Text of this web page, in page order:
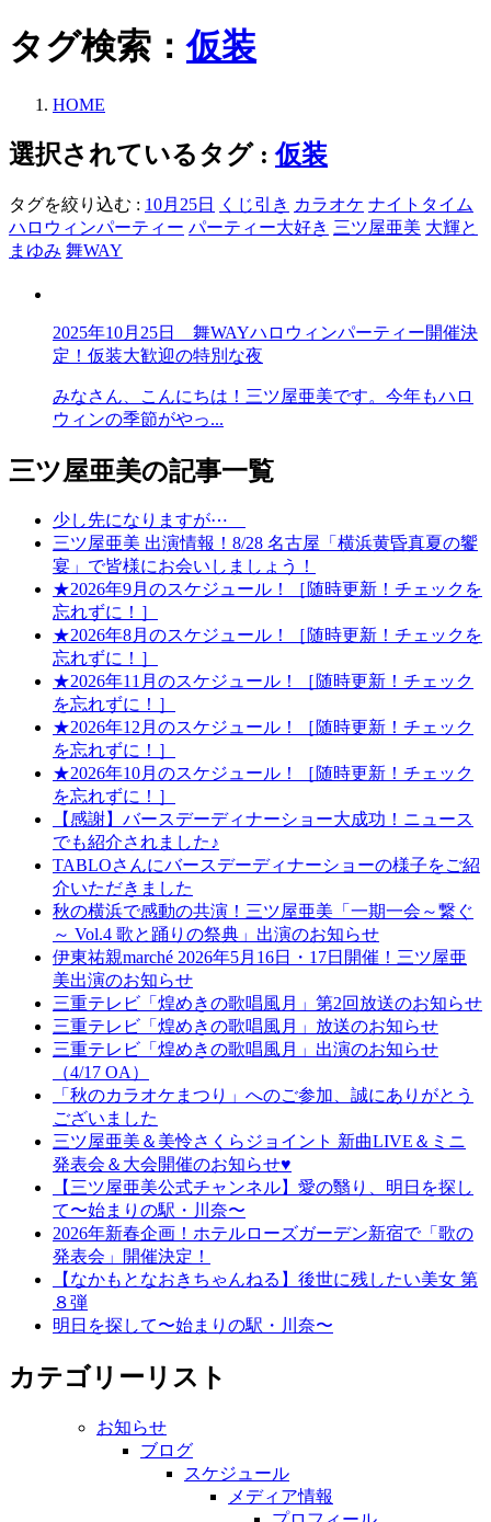
タグ検索：仮装
HOME
選択されているタグ :仮装
タグを絞り込む : 10月25日 くじ引き カラオケ ナイトタイム
ハロウィンパーティー パーティー大好き 三ツ屋亜美 大輝と
まゆみ 舞WAY
2025年10月25日 舞WAYハロウィンパーティー開催決
定！仮装大歓迎の特別な夜
みなさん、こんにちは！三ツ屋亜美です。今年もハロ
ウィンの季節がやっ...
三ツ屋亜美の記事一覧
少し先になりますが⋯
三ツ屋亜美 出演情報！8/28 名古屋「横浜黄昏真夏の饗
宴」で皆様にお会いしましょう！
★2026年9月のスケジュール！［随時更新！チェックを
忘れずに！］
★2026年8月のスケジュール！［随時更新！チェックを
忘れずに！］
★2026年11月のスケジュール！［随時更新！チェック
を忘れずに！］
★2026年12月のスケジュール！［随時更新！チェック
を忘れずに！］
★2026年10月のスケジュール！［随時更新！チェック
を忘れずに！］
【感謝】バースデーディナーショー大成功！ニュース
でも紹介されました♪
TABLOさんにバースデーディナーショーの様子をご紹
介いただきました
秋の横浜で感動の共演！三ツ屋亜美「一期一会～繋ぐ
～ Vol.4 歌と踊りの祭典」出演のお知らせ
伊東祐親marché 2026年5月16日・17日開催！三ツ屋亜
美出演のお知らせ
三重テレビ「煌めきの歌唱風月」第2回放送のお知らせ
三重テレビ「煌めきの歌唱風月」放送のお知らせ
三重テレビ「煌めきの歌唱風月」出演のお知らせ
（4/17 OA）
「秋のカラオケまつり」へのご参加、誠にありがとう
ございました
三ツ屋亜美＆美怜さくらジョイント 新曲LIVE＆ミニ
発表会＆大会開催のお知らせ♥
【三ツ屋亜美公式チャンネル】愛の翳り、明日を探し
て〜始まりの駅・川奈〜
2026年新春企画！ホテルローズガーデン新宿で「歌の
発表会」開催決定！
【なかもとなおきちゃんねる】後世に残したい美女 第
８弾
明日を探して〜始まりの駅・川奈〜
カテゴリーリスト
お知らせ
ブログ
スケジュール
メディア情報